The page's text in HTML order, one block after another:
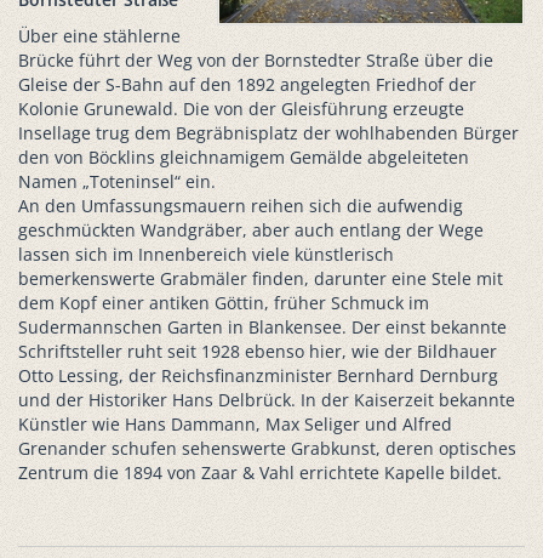
Über eine stählerne
Brücke führt der Weg von der Bornstedter Straße über die
Gleise der S-Bahn auf den 1892 angelegten Friedhof der
Kolonie Grunewald. Die von der Gleisführung erzeugte
Insellage trug dem Begräbnisplatz der wohlhabenden Bürger
den von Böcklins gleichnamigem Gemälde abgeleiteten
Namen „Toteninsel“ ein.
An den Umfassungsmauern reihen sich die aufwendig
geschmückten Wandgräber, aber auch entlang der Wege
lassen sich im Innenbereich viele künstlerisch
bemerkenswerte Grabmäler finden, darunter eine Stele mit
dem Kopf einer antiken Göttin, früher Schmuck im
Sudermannschen Garten in Blankensee. Der einst bekannte
Schriftsteller ruht seit 1928 ebenso hier, wie der Bildhauer
Otto Lessing, der Reichsfinanzminister Bernhard Dernburg
und der Historiker Hans Delbrück. In der Kaiserzeit bekannte
Künstler wie Hans Dammann, Max Seliger und Alfred
Grenander schufen sehenswerte Grabkunst, deren optisches
Zentrum die 1894 von Zaar & Vahl errichtete Kapelle bildet.